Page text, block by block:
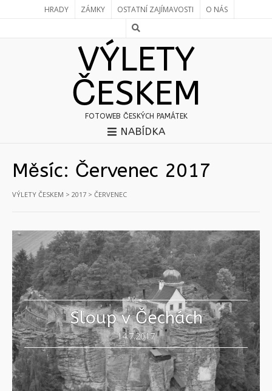
HRADY ZÁMKY OSTATNÍ ZAJÍMAVOSTI O NÁS
VÝLETY
ČESKEM
FOTOWEB ČESKÝCH PAMÁTEK
NABÍDKA
Měsíc: Červenec 2017
VÝLETY ČESKEM > 2017 > ČERVENEC
Sloup v Čechách
14.7.2017